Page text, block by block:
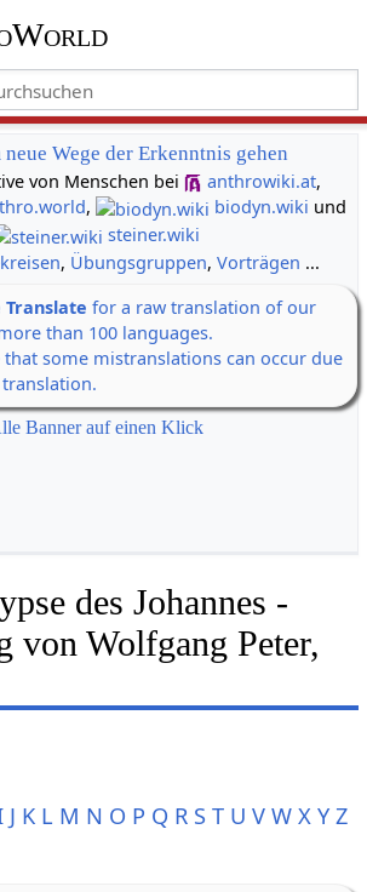
neue Wege der Erkenntnis gehen
von Menschen bei
anthrowiki.at,
, biodyn.wiki und
steiner.wiki
, Übungsgruppen, Vorträgen ...
Translate for a raw translation of our
than 100 languages.
that some mistranslations can occur due
Banner auf einen Klick
des Johannes -
von Wolfgang Peter,
J K L M N O P Q R S T U V W X Y Z